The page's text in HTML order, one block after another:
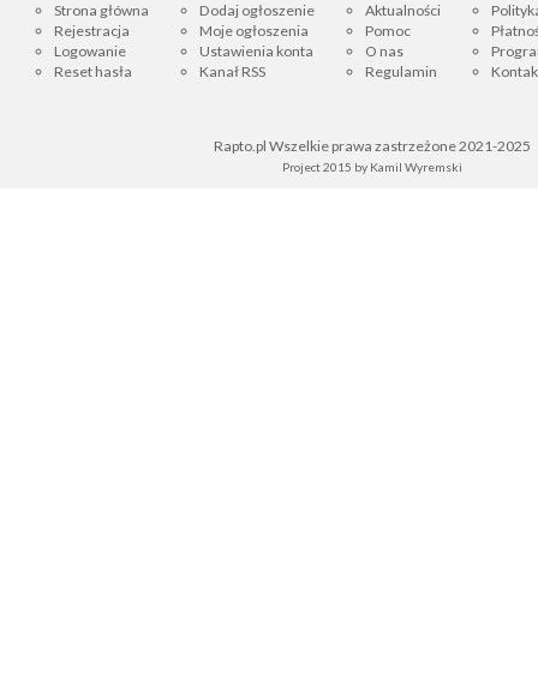
Strona główna
Rejestracja
Logowanie
Reset hasła
Dodaj ogłoszenie
Moje ogłoszenia
Ustawienia konta
Kanał RSS
Aktualności
Pomoc
O nas
Regulamin
Rapto.pl Wszelkie prawa zastrzeżone 2021-2025
Project 2015 by Kamil Wyremski